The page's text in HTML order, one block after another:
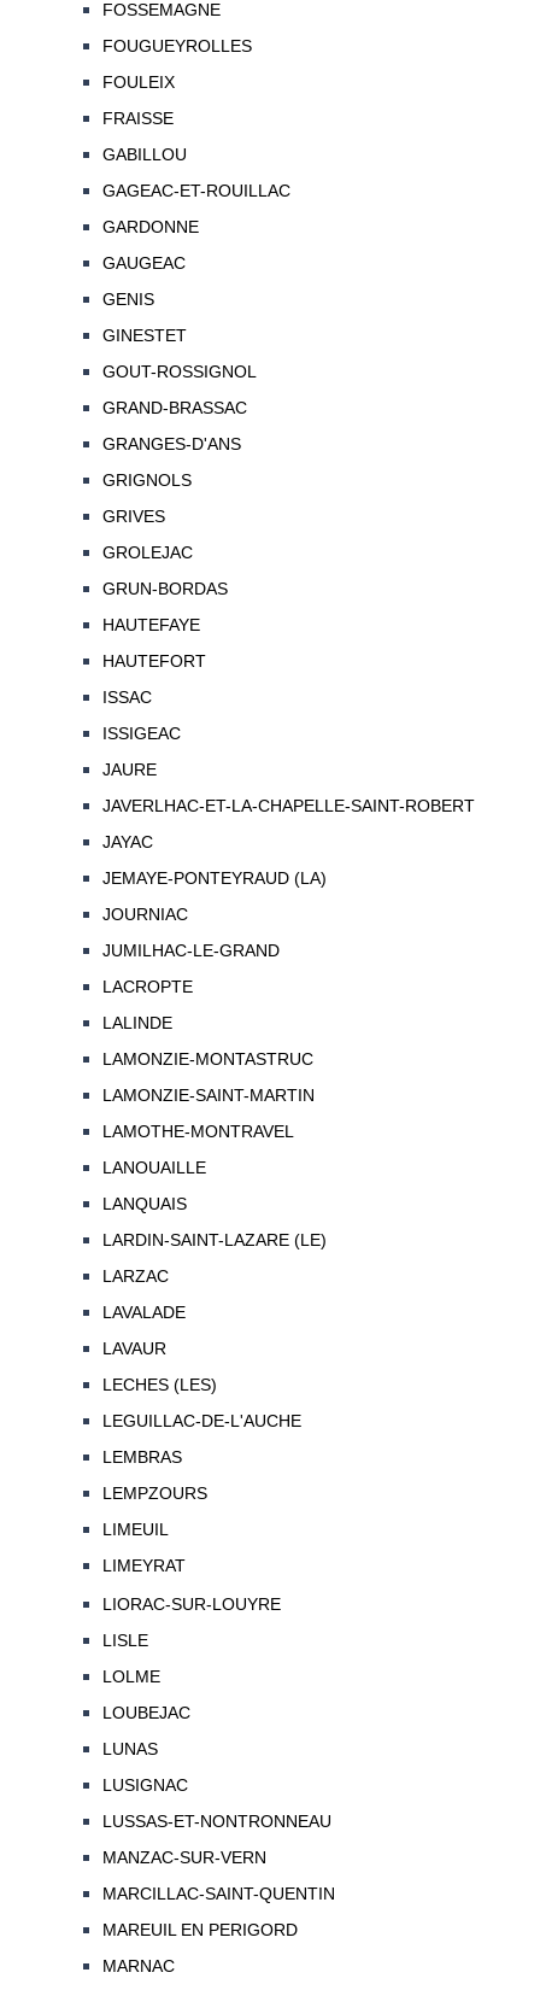
FOSSEMAGNE
FOUGUEYROLLES
FOULEIX
FRAISSE
GABILLOU
GAGEAC-ET-ROUILLAC
GARDONNE
GAUGEAC
GENIS
GINESTET
GOUT-ROSSIGNOL
GRAND-BRASSAC
GRANGES-D'ANS
GRIGNOLS
GRIVES
GROLEJAC
GRUN-BORDAS
HAUTEFAYE
HAUTEFORT
ISSAC
ISSIGEAC
JAURE
JAVERLHAC-ET-LA-CHAPELLE-SAINT-ROBERT
JAYAC
JEMAYE-PONTEYRAUD (LA)
JOURNIAC
JUMILHAC-LE-GRAND
LACROPTE
LALINDE
LAMONZIE-MONTASTRUC
LAMONZIE-SAINT-MARTIN
LAMOTHE-MONTRAVEL
LANOUAILLE
LANQUAIS
LARDIN-SAINT-LAZARE (LE)
LARZAC
LAVALADE
LAVAUR
LECHES (LES)
LEGUILLAC-DE-L'AUCHE
LEMBRAS
LEMPZOURS
LIMEUIL
LIMEYRAT
LIORAC-SUR-LOUYRE
LISLE
LOLME
LOUBEJAC
LUNAS
LUSIGNAC
LUSSAS-ET-NONTRONNEAU
MANZAC-SUR-VERN
MARCILLAC-SAINT-QUENTIN
MAREUIL EN PERIGORD
MARNAC